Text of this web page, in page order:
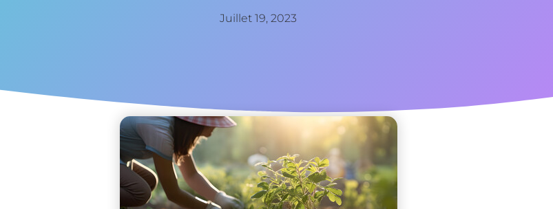
Juillet 19, 2023